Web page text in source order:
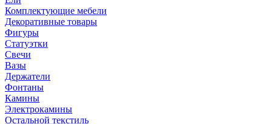
Комплектующие мебели
Декоративные товары
Фигуры
Статуэтки
Свечи
Вазы
Держатели
Фонтаны
Камины
Электрокамины
Остальной текстиль